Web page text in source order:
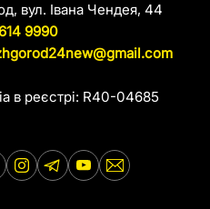
вул. Івана Чендея, 44
9990
в реєстрі: R40-04685